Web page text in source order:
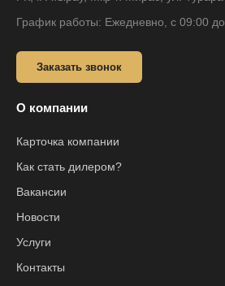
График работы: Ежедневно, с 09:00
Заказать звонок
О компании
Карточка компании
Как стать дилером?
Вакансии
Новости
Услуги
Контакты